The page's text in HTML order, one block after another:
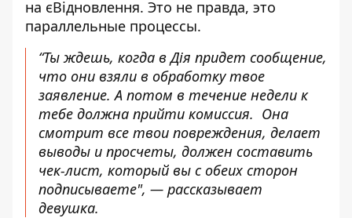
на єВідновлення. Это не правда, это
параллельные процессы.
“Ты ждешь, когда в Дія придет сообщение,
что они взяли в обработку твое
заявление. А потом в течение недели к
тебе должна прийти комиссия. Она
смотрит все твои повреждения, делает
выводы и просчеты, должен составить
чек-лист, который вы с обеих сторон
подписываете", — рассказывает
девушка.